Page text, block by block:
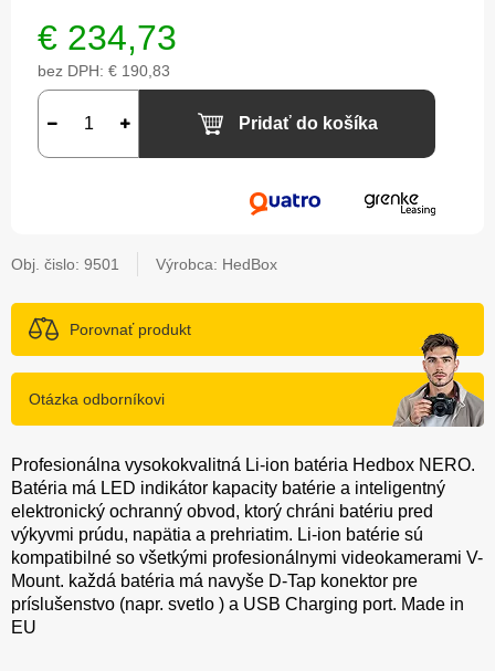
€ 234,73
bez DPH: € 190,83
Pridať do košíka
Obj. čislo: 9501 Výrobca: HedBox
Porovnať produkt
Otázka odborníkovi
Profesionálna vysokokvalitná Li-ion batéria Hedbox NERO.
Batéria má LED indikátor kapacity batérie a inteligentný
elektronický ochranný obvod, ktorý chráni batériu pred
výkyvmi prúdu, napätia a prehriatim. Li-ion batérie sú
kompatibilné so všetkými profesionálnymi videokamerami V-
Mount. každá batéria má navyše D-Tap konektor pre
príslušenstvo (napr. svetlo ) a USB Charging port. Made in
EU